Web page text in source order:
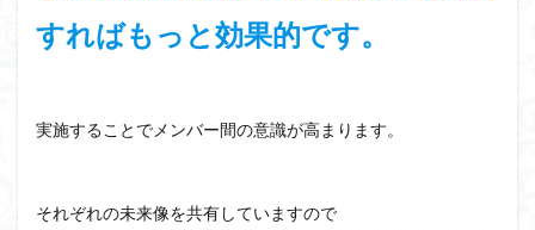
すればもっと効果的です。
実施することでメンバー間の意識が高まります。
それぞれの未来像を共有していますので